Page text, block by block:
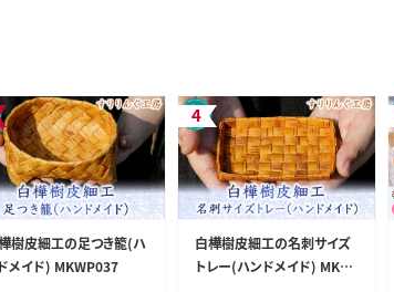
樹皮細工の足つき籠(ハ
メイド) MKWP037
白樺樹皮細工の名刺サイズ
トレー(ハンドメイド) MKW